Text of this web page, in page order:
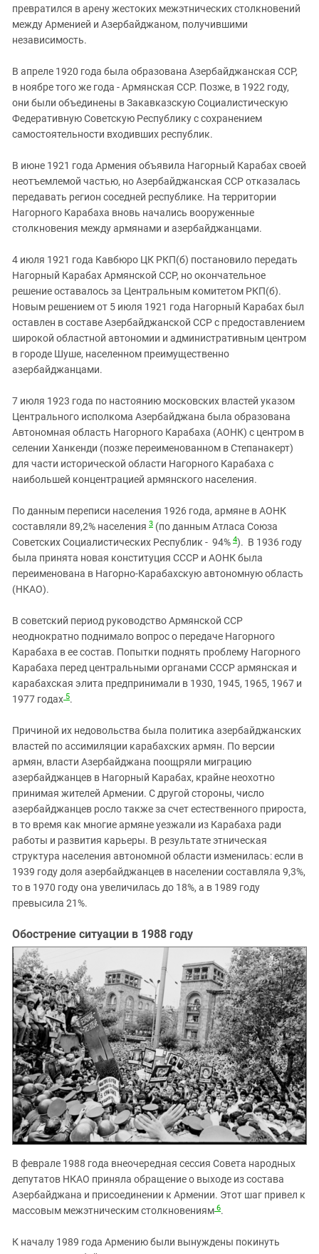
превратился в арену жестоких межэтнических столкновений
между Арменией и Азербайджаном, получившими
независимость.
В апреле 1920 года была образована Азербайджанская ССР,
в ноябре того же года - Армянская ССР. Позже, в 1922 году,
они были объединены в Закавказскую Социалистическую
Федеративную Советскую Республику с сохранением
самостоятельности входивших республик.
В июне 1921 года Армения объявила Нагорный Карабах своей
неотъемлемой частью, но Азербайджанская ССР отказалась
передавать регион соседней республике. На территории
Нагорного Карабаха вновь начались вооруженные
столкновения между армянами и азербайджанцами.
4 июля 1921 года Кавбюро ЦК РКП(б) постановило передать
Нагорный Карабах Армянской ССР, но окончательное
решение оставалось за Центральным комитетом РКП(б).
Новым решением от 5 июля 1921 года Нагорный Карабах был
оставлен в составе Азербайджанской ССР с предоставлением
широкой областной автономии и административным центром
в городе Шуше, населенном преимущественно
азербайджанцами.
7 июля 1923 года по настоянию московских властей указом
Центрального исполкома Азербайджана была образована
Автономная область Нагорного Карабаха (АОНК) с центром в
селении Ханкенди (позже переименованном в Степанакерт)
для части исторической области Нагорного Карабаха с
наибольшей концентрацией армянского населения.
По данным переписи населения 1926 года, армяне в АОНК
составляли 89,2% населения 3 (по данным Атласа Союза
Советских Социалистических Республик - 94% 4). В 1936 году
была принята новая конституция СССР и АОНК была
переименована в Нагорно-Карабахскую автономную область
(НКАО).
В советский период руководство Армянской ССР
неоднократно поднимало вопрос о передаче Нагорного
Карабаха в ее состав. Попытки поднять проблему Нагорного
Карабаха перед центральными органами СССР армянская и
карабахская элита предпринимали в 1930, 1945, 1965, 1967 и
1977 годах 5.
Причиной их недовольства была политика азербайджанских
властей по ассимиляции карабахских армян. По версии
армян, власти Азербайджана поощряли миграцию
азербайджанцев в Нагорный Карабах, крайне неохотно
принимая жителей Армении. С другой стороны, число
азербайджанцев росло также за счет естественного прироста,
в то время как многие армяне уезжали из Карабаха ради
работы и развития карьеры. В результате этническая
структура населения автономной области изменилась: если в
1939 году доля азербайджанцев в населении составляла 9,3%,
то в 1970 году она увеличилась до 18%, а в 1989 году
превысила 21%.
Обострение ситуации в 1988 году
В феврале 1988 года внеочередная сессия Совета народных
депутатов НКАО приняла обращение о выходе из состава
Азербайджана и присоединении к Армении. Этот шаг привел к
массовым межэтническим столкновениям 6.
К началу 1989 года Армению были вынуждены покинуть